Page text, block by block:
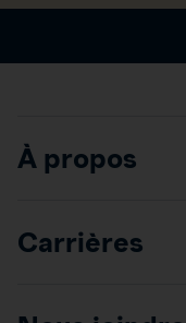
À propos
Carrières